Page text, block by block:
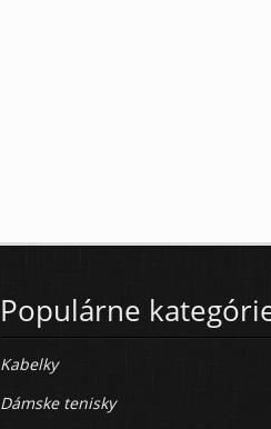
Populárne
Kabelky
Dámske tenisky